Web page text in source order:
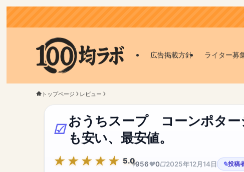
広告掲載方針 ライター募
トップページ レビュー
おうちスープ コーンポター
も安い、最安値。
5.0956 0 2025年12月14日 投稿